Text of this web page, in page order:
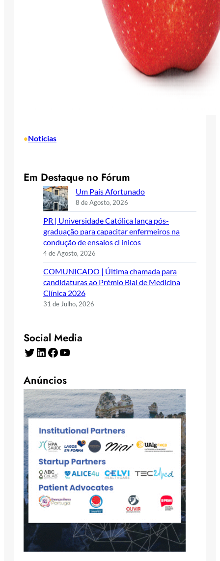
•Noticias
Em Destaque no Fórum
Um País Afortunado
8 de Agosto, 2026
PR | Universidade Católica lança pós-
graduação para capacitar enfermeiros na
condução de ensaios cl ínicos
4 de Agosto, 2026
COMUNICADO | Última chamada para
candidaturas ao Prémio Bial de Medicina
Clínica 2026
31 de Julho, 2026
Social Media
Twitter LinkedIn Facebook YouTube
Anúncios